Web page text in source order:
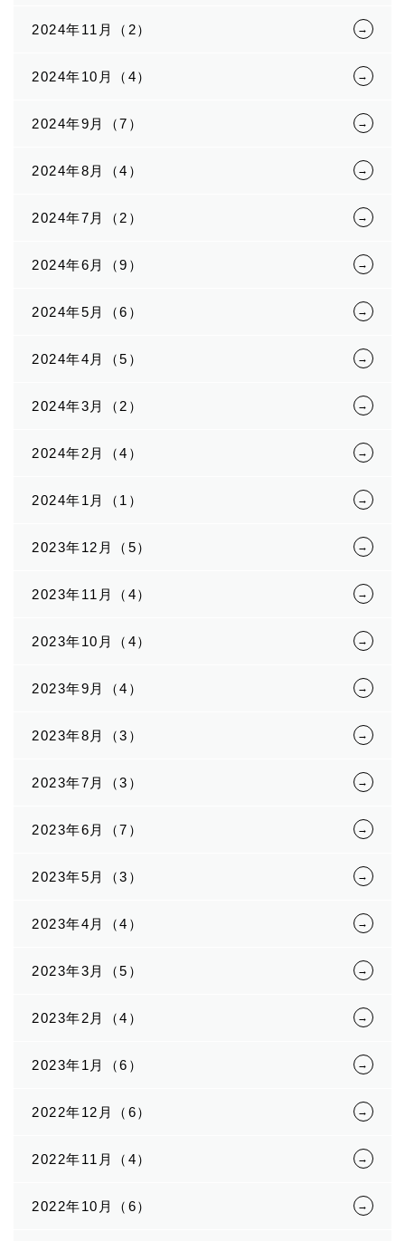
2024年11月（2）
2024年10月（4）
2024年9月（7）
2024年8月（4）
2024年7月（2）
2024年6月（9）
2024年5月（6）
2024年4月（5）
2024年3月（2）
2024年2月（4）
2024年1月（1）
2023年12月（5）
2023年11月（4）
2023年10月（4）
2023年9月（4）
2023年8月（3）
2023年7月（3）
2023年6月（7）
2023年5月（3）
2023年4月（4）
2023年3月（5）
2023年2月（4）
2023年1月（6）
2022年12月（6）
2022年11月（4）
2022年10月（6）